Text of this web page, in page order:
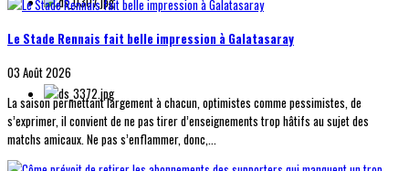
Le Stade Rennais fait belle impression à Galatasaray
03 Août 2026
La saison permettant largement à chacun, optimistes comme pessimistes, de
s’exprimer, il convient de ne pas tirer d’enseignements trop hâtifs au sujet des
matchs amicaux. Ne pas s’enflammer, donc,...